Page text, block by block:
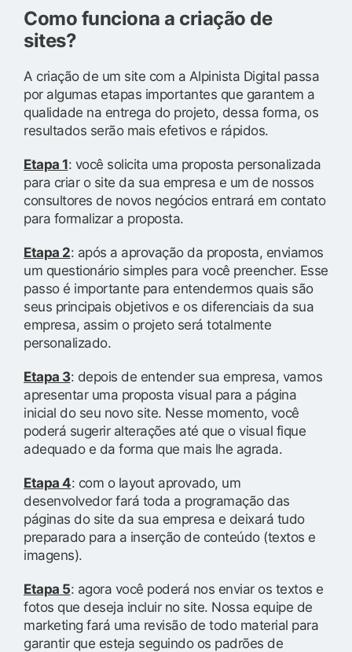
Como funciona a criação de
sites?
A criação de um site com a Alpinista Digital passa
por algumas etapas importantes que garantem a
qualidade na entrega do projeto, dessa forma, os
resultados serão mais efetivos e rápidos.
Etapa 1: você solicita uma proposta personalizada
para criar o site da sua empresa e um de nossos
consultores de novos negócios entrará em contato
para formalizar a proposta.
Etapa 2: após a aprovação da proposta, enviamos
um questionário simples para você preencher. Esse
passo é importante para entendermos quais são
seus principais objetivos e os diferenciais da sua
empresa, assim o projeto será totalmente
personalizado.
Etapa 3: depois de entender sua empresa, vamos
apresentar uma proposta visual para a página
inicial do seu novo site. Nesse momento, você
poderá sugerir alterações até que o visual fique
adequado e da forma que mais lhe agrada.
Etapa 4: com o layout aprovado, um
desenvolvedor fará toda a programação das
páginas do site da sua empresa e deixará tudo
preparado para a inserção de conteúdo (textos e
imagens).
Etapa 5: agora você poderá nos enviar os textos e
fotos que deseja incluir no site. Nossa equipe de
marketing fará uma revisão de todo material para
garantir que esteja seguindo os padrões de